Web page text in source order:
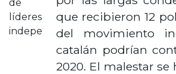
que recibieron 12
del movimiento
catalán podrían
2020. El malestar se